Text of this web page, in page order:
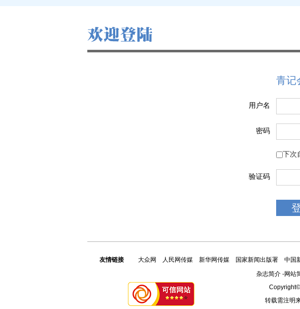
青记
用户名
密码
下次
验证码
友情链接 大众网 人民网传媒 新华网传媒 国家新闻出版署 中国
杂志简介-网站
转载需注明